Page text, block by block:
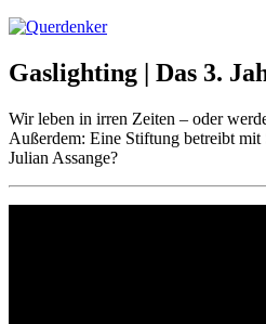
Gaslighting | Das 3.
Wir leben in irren Zeiten – oder
Außerdem: Eine Stiftung betreibt mit
Julian Assange?